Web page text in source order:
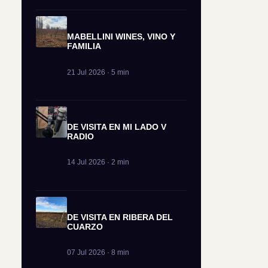
MABELLINI WINES, VINO Y
FAMILIA
21 Jul 2026 · 5 min
DE VISITA EN MI LADO V
RADIO
14 Jul 2026 · 2 min
DE VISITA EN RIBERA DEL
CUARZO
07 Jul 2026 · 8 min